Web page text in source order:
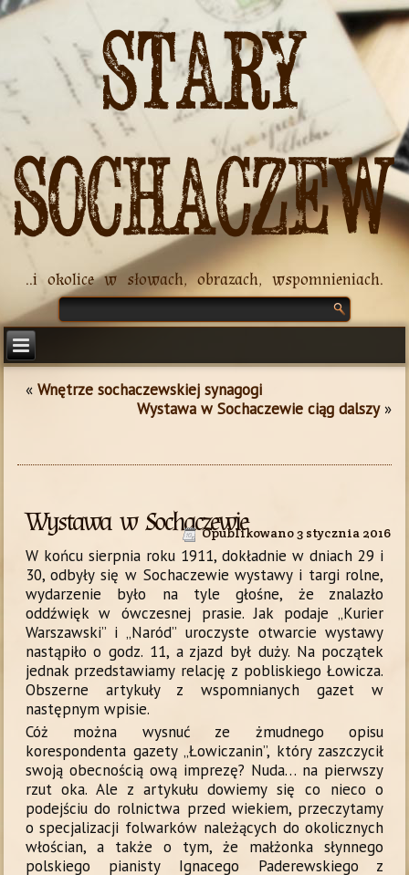
Stary
Sochaczew
..i okolice w słowach, obrazach, wspomnieniach.
« Wnętrze sochaczewskiej synagogi
Wystawa w Sochaczewie ciąg dalszy»
Wystawa w SochaczewieOpublikowano3 stycznia 2016
W końcu sierpnia roku 1911, dokładnie w dniach 29 i
30, odbyły się w Sochaczewie wystawy i targi rolne,
wydarzenie było na tyle głośne, że znalazło
oddźwięk w ówczesnej prasie. Jak podaje „Kurier
Warszawski” i „Naród” uroczyste otwarcie wystawy
nastąpiło o godz. 11, a zjazd był duży. Na początek
jednak przedstawiamy relację z pobliskiego Łowicza.
Obszerne artykuły z wspomnianych gazet w
następnym wpisie.
Cóż można wysnuć ze żmudnego opisu
korespondenta gazety „Łowiczanin”, który zaszczycił
swoją obecnością ową imprezę? Nuda… na pierwszy
rzut oka. Ale z artykułu dowiemy się co nieco o
podejściu do rolnictwa przed wiekiem, przeczytamy
o specjalizacji folwarków należących do okolicznych
włościan, a także o tym, że małżonka słynnego
polskiego pianisty Ignacego Paderewskiego z